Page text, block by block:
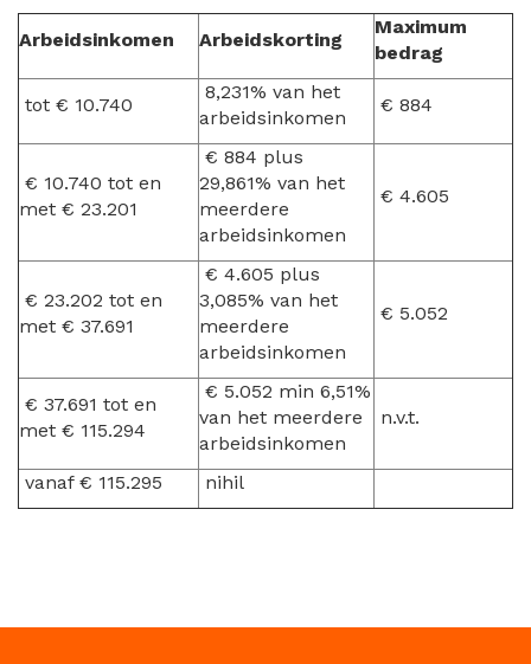
Arbeidsinkomen Arbeidskorting
Maximum
bedrag
tot € 10.740
8,231% van het
arbeidsinkomen
€ 884
€ 10.740 tot en
met € 23.201
€ 884 plus
29,861% van het
meerdere
arbeidsinkomen
€ 4.605
€ 23.202 tot en
met € 37.691
€ 4.605 plus
3,085% van het
meerdere
arbeidsinkomen
€ 5.052
€ 37.691 tot en
met € 115.294
€ 5.052 min 6,51%
van het meerdere
arbeidsinkomen
n.v.t.
vanaf € 115.295 nihil